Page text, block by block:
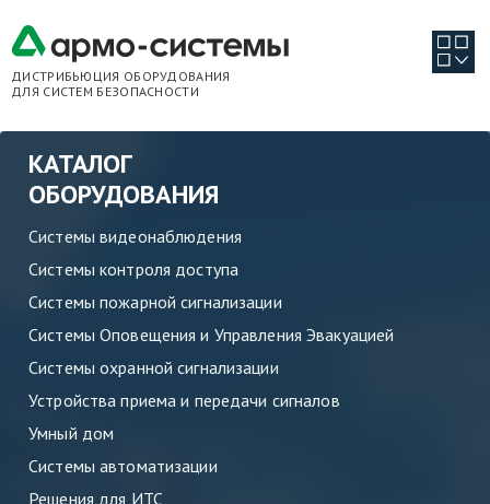
ДИСТРИБЬЮЦИЯ ОБОРУДОВАНИЯ
ДЛЯ СИСТЕМ БЕЗОПАСНОСТИ
КАТАЛОГ
ОБОРУДОВАНИЯ
Системы видеонаблюдения
Системы контроля доступа
Системы пожарной сигнализации
Системы Оповещения и Управления Эвакуацией
Системы охранной сигнализации
Устройства приема и передачи сигналов
Умный дом
Системы автоматизации
Решения для ИТС